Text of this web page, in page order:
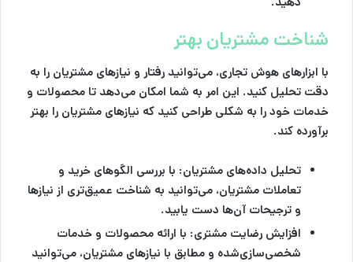
شناخت مشتریان بهتر
با ابزارهای هوش تجاری، می‌توانید رفتار و نیازهای مشتریان را به
دقت تحلیل کنید. این امر به شما امکان می‌دهد تا محصولات و
خدمات خود را به شکلی طراحی کنید که نیازهای مشتریان را بهتر
برآورده کند.
تحلیل داده‌های مشتریان: با بررسی الگوهای خرید و
تعاملات مشتریان، می‌توانید به شناخت عمیق‌تری از نیازها
و ترجیحات آن‌ها دست یابید.
افزایش رضایت مشتری: با ارائه محصولات و خدمات
شخصی‌سازی‌شده و مطابق با نیازهای مشتریان، می‌توانید